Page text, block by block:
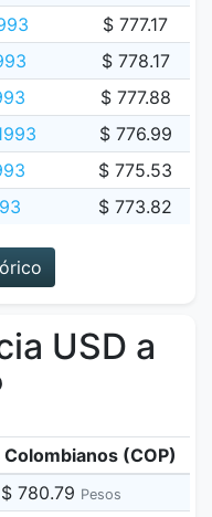
$ 777.17
$ 778.17
$ 777.88
$ 776.99
$ 775.53
$ 773.82
USD a
Colombianos (COP)
$ 780.79 Pesos